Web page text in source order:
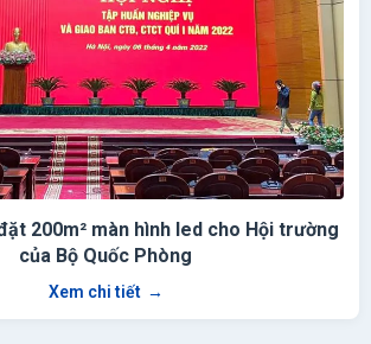
200m² màn hình led cho Hội trường
của Bộ Quốc Phòng
Xem chi tiết →